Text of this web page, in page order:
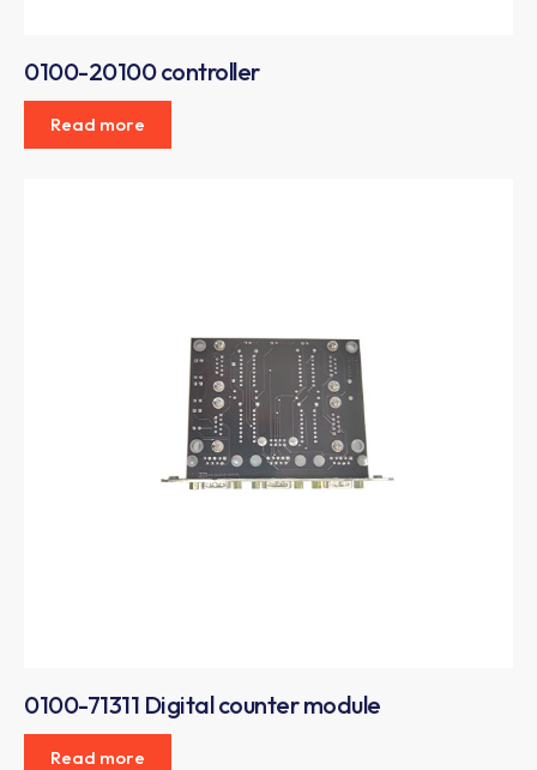
0100-20100 controller
Read more
0100-71311 Digital counter module
Read more